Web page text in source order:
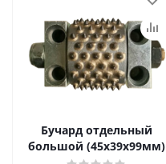
Бучард отдельный
большой (45х39х99мм)